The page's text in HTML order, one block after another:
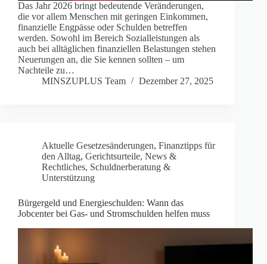
Das Jahr 2026 bringt bedeutende Veränderungen,
die vor allem Menschen mit geringen Einkommen,
finanzielle Engpässe oder Schulden betreffen
werden. Sowohl im Bereich Sozialleistungen als
auch bei alltäglichen finanziellen Belastungen stehen
Neuerungen an, die Sie kennen sollten – um
Nachteile zu…
MINSZUPLUS Team
Dezember 27, 2025
Aktuelle Gesetzesänderungen, Finanztipps für
den Alltag, Gerichtsurteile, News &
Rechtliches, Schuldnerberatung &
Unterstützung
Bürgergeld und Energieschulden: Wann das
Jobcenter bei Gas- und Stromschulden helfen muss